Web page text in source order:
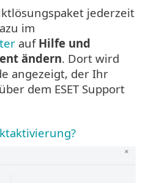
jederzeit
im
auf Hilfe und
ändern. Dort wird
angezeigt, der Ihr
dem ESET Support